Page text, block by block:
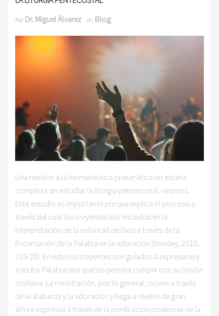
Por Dr. Miguel Álvarez en Blog
Una revisión a la hermenéutica pneumática no estaría
completa sin estudiar la liturgia pentecostal, veamos.
Este estudio es importante porque explica el proceso a
través del cual los creyentes son iniciados en la
interpretación de la voluntad de Dios a través de la
Encarnación de la Palabra en la adoración (Vondey, 2010,
119-20). En éste los creyentes son guiados a expresarse y
a recibir Palabra viva que les permita cumplir con su misión
cristiana. La ministración, por lo general, ocurre a través
de la alabanza y la adoración y llega a niveles de gran
altura espiritual a través de la predicación poderosa de la